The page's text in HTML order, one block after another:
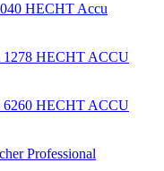
HECHT Accu
HECHT ACCU
HECHT ACCU
Professional